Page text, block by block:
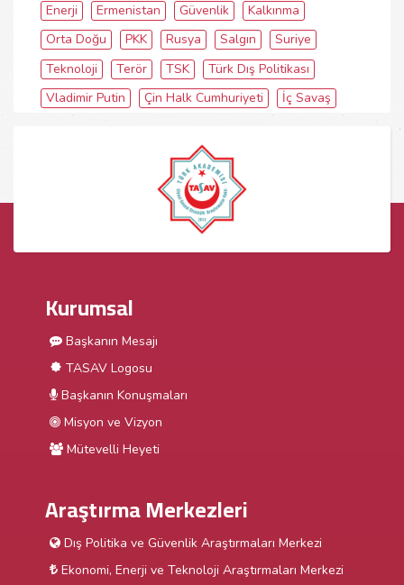
Enerji
Ermenistan Güvenlik
Kalkınma
Orta Doğu
PKK Rusya Salgın
Suriye
Teknoloji
Terör TSK
Türk Dış Politikası
Vladimir Putin
Çin Halk Cumhuriyeti İç Savaş
Kurumsal
Başkanın Mesajı
TASAV Logosu
Başkanın Konuşmaları
Misyon ve Vizyon
Mütevelli Heyeti
Araştırma Merkezleri
Dış Politika ve Güvenlik Araştırmaları Merkezi
Ekonomi, Enerji ve Teknoloji Araştırmaları Merkezi